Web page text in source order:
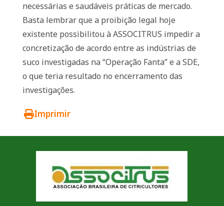
necessárias e saudáveis práticas de mercado.
Basta lembrar que a proibição legal hoje
existente possibilitou à ASSOCITRUS impedir a
concretização de acordo entre as indústrias de
suco investigadas na “Operação Fanta” e a SDE,
o que teria resultado no encerramento das
investigações.
Imprimir